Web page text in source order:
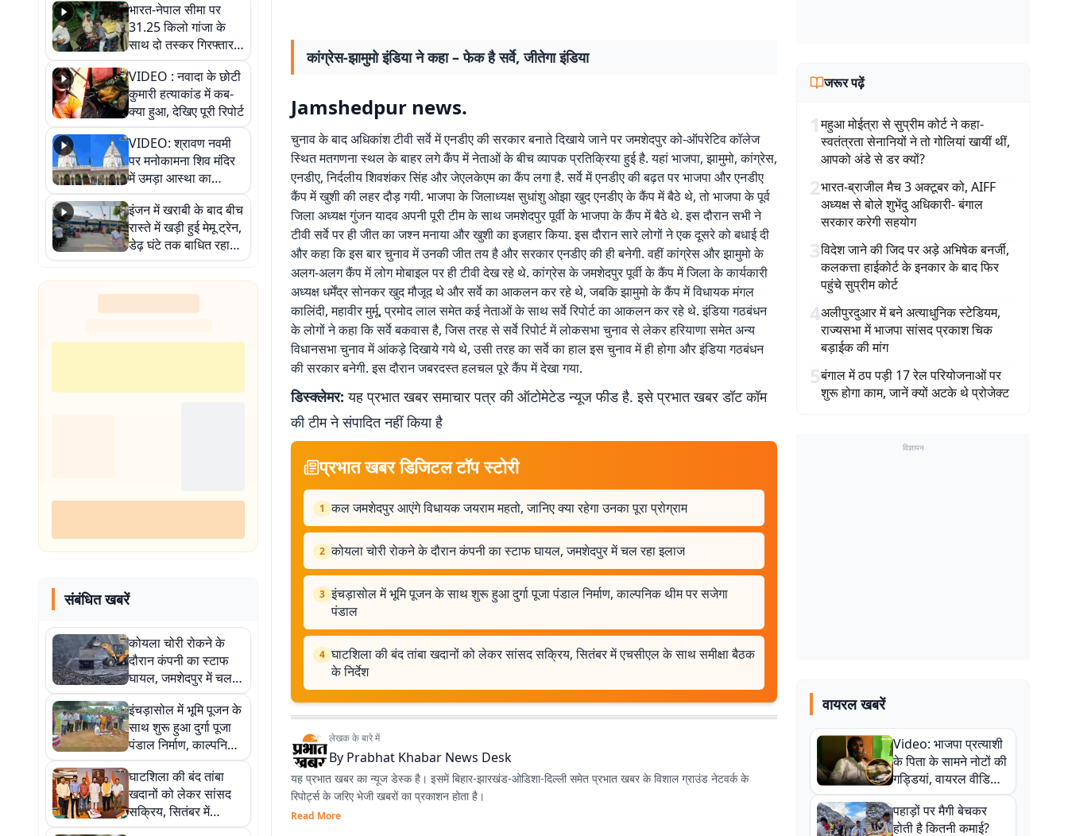
भारत-नेपाल सीमा पर
31.25 किलो गांजा के
साथ दो तस्कर गिरफ्तार,
नेपाली नंबर की बाइक
जब्त
VIDEO : नवादा के छोटी
कुमारी हत्याकांड में कब-
क्या हुआ, देखिए पूरी रिपोर्ट
VIDEO: श्रावण नवमी
पर मनोकामना शिव मंदिर
में उमड़ा आस्था का
सैलाब, हर-हर महादेव के
जयघोष से गूंजा परिसर
इंजन में खराबी के बाद बीच
रास्ते में खड़ी हुई मेमू ट्रेन,
डेढ़ घंटे तक बाधित रहा
आवागमन
संबंधित खबरें
कोयला चोरी रोकने के
दौरान कंपनी का स्टाफ
घायल, जमशेदपुर में चल
रहा इलाज
इंचड़ासोल में भूमि पूजन के
साथ शुरू हुआ दुर्गा पूजा
पंडाल निर्माण, काल्पनिक
थीम पर सजेगा पंडाल
घाटशिला की बंद तांबा
खदानों को लेकर सांसद
सक्रिय, सितंबर में
एचसीएल के साथ समीक्षा
कांग्रेस-झामुमो इंडिया ने कहा – फेक है सर्वे, जीतेगा इंडिया
Jamshedpur news.
चुनाव के बाद अधिकांश टीवी सर्वे में एनडीए की सरकार बनाते दिखाये जाने पर जमशेदपुर को-ऑपरेटिव कॉलेज
स्थित मतगणना स्थल के बाहर लगे कैंप में नेताओं के बीच व्यापक प्रतिक्रिया हुई है. यहां भाजपा, झामुमो, कांग्रेस,
एनडीए, निर्दलीय शिवशंकर सिंह और जेएलकेएम का कैंप लगा है. सर्वे में एनडीए की बढ़त पर भाजपा और एनडीए
कैंप में खुशी की लहर दौड़ गयी. भाजपा के जिलाध्यक्ष सुधांशु ओझा खुद एनडीए के कैंप में बैठे थे, तो भाजपा के पूर्व
जिला अध्यक्ष गुंजन यादव अपनी पूरी टीम के साथ जमशेदपुर पूर्वी के भाजपा के कैंप में बैठे थे. इस दौरान सभी ने
टीवी सर्वे पर ही जीत का जश्न मनाया और खुशी का इजहार किया. इस दौरान सारे लोगों ने एक दूसरे को बधाई दी
और कहा कि इस बार चुनाव में उनकी जीत तय है और सरकार एनडीए की ही बनेगी. वहीं कांग्रेस और झामुमो के
अलग-अलग कैंप में लोग मोबाइल पर ही टीवी देख रहे थे. कांग्रेस के जमशेदपुर पूर्वी के कैंप में जिला के कार्यकारी
अध्यक्ष धर्मेंद्र सोनकर खुद मौजूद थे और सर्वे का आकलन कर रहे थे, जबकि झामुमो के कैंप में विधायक मंगल
कालिंदी, महावीर मुर्मू, प्रमोद लाल समेत कई नेताओं के साथ सर्वे रिपोर्ट का आकलन कर रहे थे. इंडिया गठबंधन
के लोगों ने कहा कि सर्वे बकवास है, जिस तरह से सर्वे रिपोर्ट में लोकसभा चुनाव से लेकर हरियाणा समेत अन्य
विधानसभा चुनाव में आंकड़े दिखाये गये थे, उसी तरह का सर्वे का हाल इस चुनाव में ही होगा और इंडिया गठबंधन
की सरकार बनेगी. इस दौरान जबरदस्त हलचल पूरे कैंप में देखा गया.
डिस्क्लेमर: यह प्रभात खबर समाचार पत्र की ऑटोमेटेड न्यूज फीड है. इसे प्रभात खबर डॉट कॉम
की टीम ने संपादित नहीं किया है
प्रभात खबर डिजिटल टॉप स्टोरी
1 कल जमशेदपुर आएंगे विधायक जयराम महतो, जानिए क्या रहेगा उनका पूरा प्रोग्राम
2 कोयला चोरी रोकने के दौरान कंपनी का स्टाफ घायल, जमशेदपुर में चल रहा इलाज
3 इंचड़ासोल में भूमि पूजन के साथ शुरू हुआ दुर्गा पूजा पंडाल निर्माण, काल्पनिक थीम पर सजेगा
पंडाल
4 घाटशिला की बंद तांबा खदानों को लेकर सांसद सक्रिय, सितंबर में एचसीएल के साथ समीक्षा बैठक
के निर्देश
लेखक के बारे में
By Prabhat Khabar News Desk
यह प्रभात खबर का न्यूज डेस्क है। इसमें बिहार-झारखंड-ओडिशा-दिल्‍ली समेत प्रभात खबर के विशाल ग्राउंड नेटवर्क के
रिपोर्ट्स के जरिए भेजी खबरों का प्रकाशन होता है।
Read More
जरूर पढ़ें
1महुआ मोईत्रा से सुप्रीम कोर्ट ने कहा-
स्वतंत्रता सेनानियों ने तो गोलियां खायीं थीं,
आपको अंडे से डर क्यों?
2भारत-ब्राजील मैच 3 अक्टूबर को, AIFF
अध्यक्ष से बोले शुभेंदु अधिकारी- बंगाल
सरकार करेगी सहयोग
3विदेश जाने की जिद पर अड़े अभिषेक बनर्जी,
कलकत्ता हाईकोर्ट के इनकार के बाद फिर
पहुंचे सुप्रीम कोर्ट
4अलीपुरदुआर में बने अत्याधुनिक स्टेडियम,
राज्यसभा में भाजपा सांसद प्रकाश चिक
बड़ाईक की मांग
5बंगाल में ठप पड़ी 17 रेल परियोजनाओं पर
शुरू होगा काम, जानें क्यों अटके थे प्रोजेक्ट
विज्ञापन
वायरल खबरें
Video: भाजपा प्रत्याशी
के पिता के सामने नोटों की
गड्डियां, वायरल वीडियो
से राजनीति में उबाल,
अजित महतो बोले- TMC
की गंदी चाल
पहाड़ों पर मैगी बेचकर
होती है कितनी कमाई?